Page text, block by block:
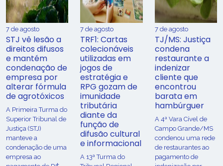
7 de agosto
STJ vê lesão a
direitos difusos
e mantém
condenação de
empresa por
alterar fórmula
de agrotóxicos
​A Primeira Turma do
Superior Tribunal de
Justiça (STJ)
manteve a
condenação de uma
empresa ao
7 de agosto
TRF1: Cartas
colecionáveis
utilizadas em
jogos de
estratégia e
RPG gozam de
imunidade
tributária
diante da
função de
difusão cultural
e informacional
A 13ª Turma do
7 de agosto
TJ/MS: Justiça
condena
restaurante a
indenizar
cliente que
encontrou
barata em
hambúrguer
A 4ª Vara Cível de
Campo Grande/MS
condenou uma rede
de restaurantes ao
pagamento de